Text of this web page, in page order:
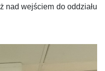
nad wejściem do oddziału